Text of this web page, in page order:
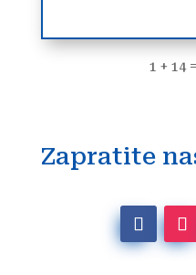
1 + 14=
Zapratite